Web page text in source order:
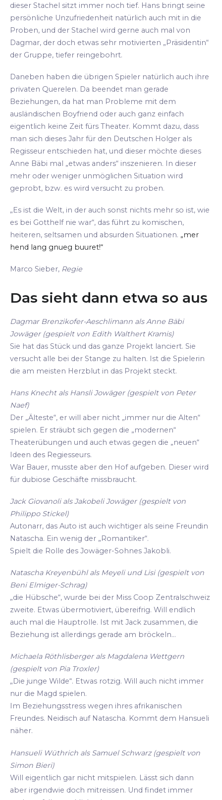
dieser Stachel sitzt immer noch tief. Hans bringt seine
persönliche Unzufriedenheit natürlich auch mit in die
Proben, und der Stachel wird gerne auch mal von
Dagmar, der doch etwas sehr motivierten „Präsidentin“
der Gruppe, tiefer reingebohrt.
Daneben haben die übrigen Spieler natürlich auch ihre
privaten Querelen. Da beendet man gerade
Beziehungen, da hat man Probleme mit dem
ausländischen Boyfriend oder auch ganz einfach
eigentlich keine Zeit fürs Theater. Kommt dazu, dass
man sich dieses Jahr für den Deutschen Holger als
Regisseur entschieden hat, und dieser möchte dieses
Anne Bäbi mal „etwas anders“ inszenieren. In dieser
mehr oder weniger unmöglichen Situation wird
geprobt, bzw. es wird versucht zu proben.
„Es ist die Welt, in der auch sonst nichts mehr so ist, wie
es bei Gotthelf nie war“, das führt zu komischen,
heiteren, seltsamen und absurden Situationen. „mer
hend lang gnueg buuret!“
Marco Sieber, Regie
Das sieht dann etwa so aus
Dagmar Brenzikofer-Aeschlimann als Anne Bäbi
Jowäger (gespielt von Edith Walthert Kramis)
Sie hat das Stück und das ganze Projekt lanciert. Sie
versucht alle bei der Stange zu halten. Ist die Spielerin
die am meisten Herzblut in das Projekt steckt.
Hans Knecht als Hansli Jowäger (gespielt von Peter
Naef)
Der „Älteste“, er will aber nicht „immer nur die Alten“
spielen. Er sträubt sich gegen die „modernen“
Theaterübungen und auch etwas gegen die „neuen“
Ideen des Regiesseurs.
War Bauer, musste aber den Hof aufgeben. Dieser wird
für dubiose Geschäfte missbraucht.
Jack Giovanoli als Jakobeli Jowäger (gespielt von
Philippo Stickel)
Autonarr, das Auto ist auch wichtiger als seine Freundin
Natascha. Ein wenig der „Romantiker“.
Spielt die Rolle des Jowäger-Sohnes Jakobli.
Natascha Kreyenbühl als Meyeli und Lisi (gespielt von
Beni Elmiger-Schrag)
„die Hübsche“, wurde bei der Miss Coop Zentralschweiz
zweite. Etwas übermotiviert, übereifrig. Will endlich
auch mal die Hauptrolle. Ist mit Jack zusammen, die
Beziehung ist allerdings gerade am bröckeln...
Michaela Röthlisberger als Magdalena Wettgern
(gespielt von Pia Troxler)
„Die junge Wilde“. Etwas rotzig. Will auch nicht immer
nur die Magd spielen.
Im Beziehungsstress wegen ihres afrikanischen
Freundes. Neidisch auf Natascha. Kommt dem Hansueli
näher.
Hansueli Wüthrich als Samuel Schwarz (gespielt von
Simon Bieri)
Will eigentlich gar nicht mitspielen. Lässt sich dann
aber irgendwie doch mitreissen. Und findet immer